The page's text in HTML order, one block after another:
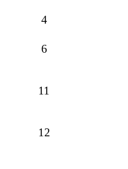
4
6
11
12